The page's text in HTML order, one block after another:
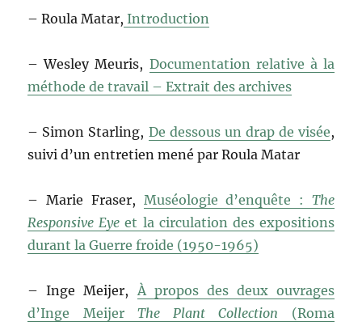
– Roula Matar, Introduction
– Wesley Meuris, Documentation relative à la
méthode de travail – Extrait des archives
– Simon Starling, De dessous un drap de visée,
suivi d’un entretien mené par Roula Matar
– Marie Fraser, Muséologie d’enquête : The
Responsive Eyeet la circulation des expositions
durant la Guerre froide (1950-1965)
– Inge Meijer, À propos des deux ouvrages
d’Inge Meijer The Plant Collection (Roma